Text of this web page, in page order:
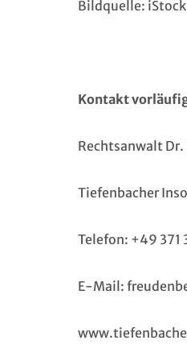
Bildquelle: iStock
Kontakt
Rechtsanwalt
Tiefenbacher
Telefon: +49 371
E-Mail: